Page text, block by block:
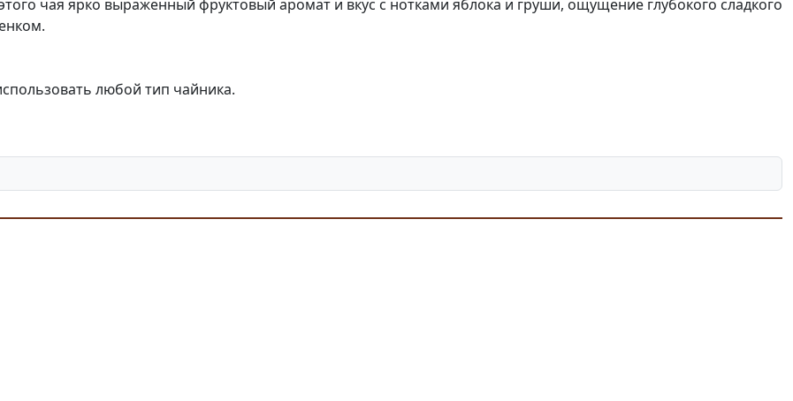
чая ярко выраженный фруктовый аромат и вкус с нотками яблока и груши, ощущение глубокого сладкого
любой тип чайника.